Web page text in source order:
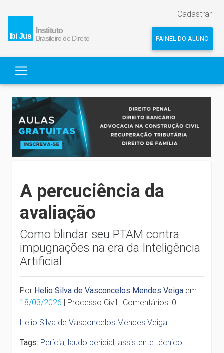
Cadastrar
PAINEL DO ALUNO
A percuciência da
avaliação
Como blindar seu PTAM contra
impugnações na era da Inteligência
Artificial
Por Helio Silva de Vasconcelos Mendes Veiga em
18/03/2026 | Processo Civil | Comentários: 0
Helio Silva de Vasconcelos Mendes Veiga
Tags: Perícia, laudo pericial , assistente técnico.